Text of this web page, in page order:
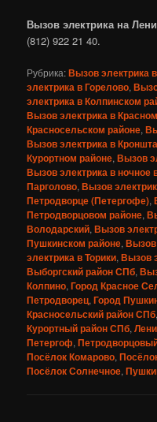
Вызов электрика на
(812) 922 21 40.
Рубрика:Вызов электрика
электрика в Горелово,
электрика в Колпинском
Вызов электрика в
Красносельском районе,
Вызов электрика в
Курортном районе,Вызов
Вызов электрика в ночное
Парголово,Вызов
Петродворце (Петергофе),
Петродворцовом районе,
Володарский,Вызов
Пушкинском районе,Вызов
электрика в Торики,Вызов
Выборгский район СПб,
Колпино,Город Красное
Петродворец,Город
Красносельский район СПб
Курортный район СПб,
Петергоф,
Посёлок Комарово,
Посёлок Солнечное,